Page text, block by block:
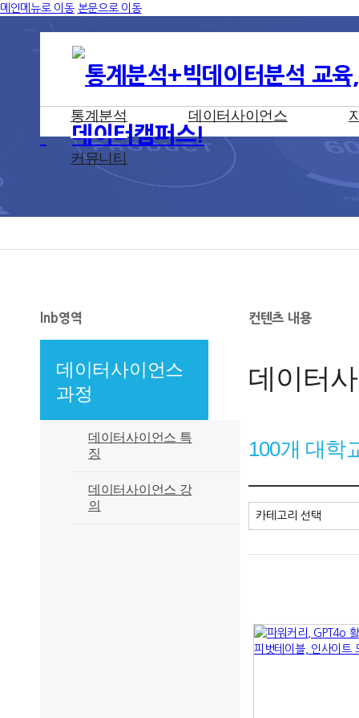
메인메뉴로 이동 본문으로 이동
통계분석 데이터사이언스
커뮤니티
lnb영역
데이터사이언스
과정
데이터사이언스 특
징
데이터사이언스 강
의
컨텐츠 내용
데이터
100개 대학